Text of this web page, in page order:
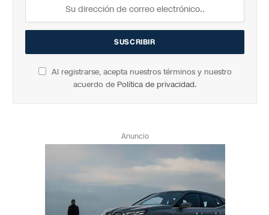
Al registrarse, acepta nuestros términos y nuestro
acuerdo de Política de privacidad.
Anuncio